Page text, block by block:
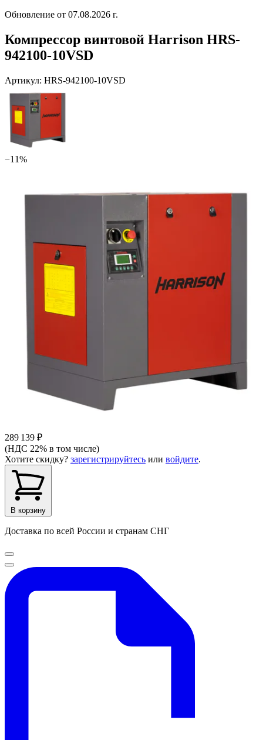
Обновление от 07.08.2026 г.
Компрессор винтовой Harrison HRS-
942100-10VSD
Артикул: HRS-942100-10VSD
−11%
289 139 ₽
(НДС 22% в том числе)
Хотите скидку? зарегистрируйтесь или войдите.
В корзину
Доставка по всей России и странам СНГ